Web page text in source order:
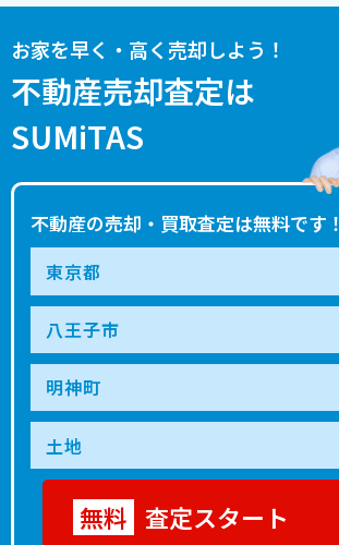
お家を早く・高く売却しよう！
不動産売却査定は
SUMiTAS
不動産の売却・買取査定は無料です！
査定スタート